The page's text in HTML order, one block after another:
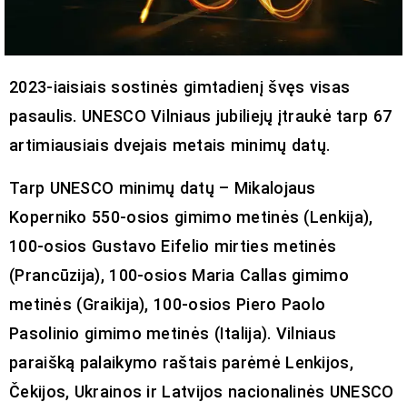
2023-iaisiais sostinės gimtadienį švęs visas
pasaulis. UNESCO Vilniaus jubiliejų įtraukė tarp 67
artimiausiais dvejais metais minimų datų.
Tarp UNESCO minimų datų – Mikalojaus
Koperniko 550-osios gimimo metinės (Lenkija),
100-osios Gustavo Eifelio mirties metinės
(Prancūzija), 100-osios Maria Callas gimimo
metinės (Graikija), 100-osios Piero Paolo
Pasolinio gimimo metinės (Italija). Vilniaus
paraišką palaikymo raštais parėmė Lenkijos,
Čekijos, Ukrainos ir Latvijos nacionalinės UNESCO